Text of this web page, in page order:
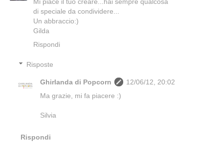
di speciale da condividere...
Un abbraccio:)
Gilda
Rispondi
Risposte
Ghirlanda di Popcorn
12/06/12, 20:02
Ma grazie, mi fa piacere :)
Silvia
Rispondi